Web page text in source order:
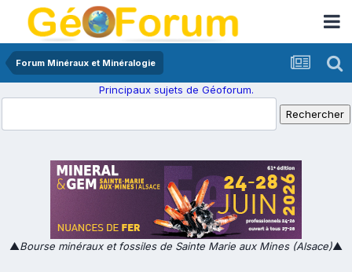
Forum Minéraux et Minéralogie
Principaux sujets de Géoforum.
▲Bourse minéraux et fossiles de Sainte Marie aux Mines (Alsace)▲